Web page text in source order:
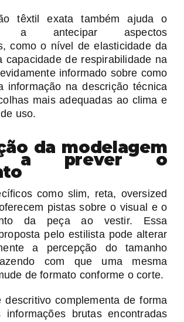
têxtil exata também ajuda o
a antecipar aspectos
como o nível de elasticidade da
capacidade de respirabilidade na
informado sobre como
informação na descrição técnica
mais adequadas ao clima e
uso.
da modelagem
a prever o
como slim, reta, oversized
pistas sobre o visual e o
da peça ao vestir. Essa
pelo estilista pode alterar
a percepção do tamanho
com que uma mesma
de formato conforme o corte.
descritivo complementa de forma
informações brutas encontradas